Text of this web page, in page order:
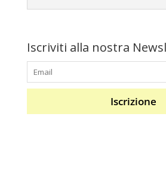
Iscriviti alla nostra
Iscrizione